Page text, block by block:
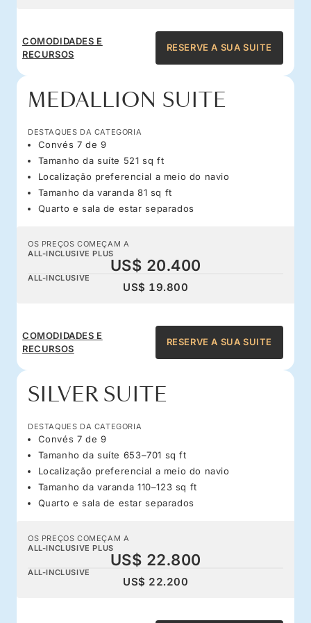
COMODIDADES E
RECURSOS
RESERVE A SUA SUITE
MEDALLION SUITE
DESTAQUES DA CATEGORIA
Convés 7 de 9
Tamanho da suíte 521 sq ft
Localização preferencial a meio do navio
Tamanho da varanda 81 sq ft
Quarto e sala de estar separados
OS PREÇOS COMEÇAM A
ALL-INCLUSIVE PLUS
US$ 20.400
ALL-INCLUSIVE
US$ 19.800
COMODIDADES E
RECURSOS
RESERVE A SUA SUITE
SILVER SUITE
DESTAQUES DA CATEGORIA
Convés 7 de 9
Tamanho da suíte 653–701 sq ft
Localização preferencial a meio do navio
Tamanho da varanda 110–123 sq ft
Quarto e sala de estar separados
OS PREÇOS COMEÇAM A
ALL-INCLUSIVE PLUS
US$ 22.800
ALL-INCLUSIVE
US$ 22.200